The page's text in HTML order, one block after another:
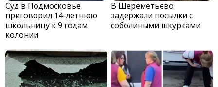
Суд в Подмосковье
приговорил 14-летнюю
школьницу к 9 годам
колонии
В Шереметьево
задержали посылки с
соболиными шкурками